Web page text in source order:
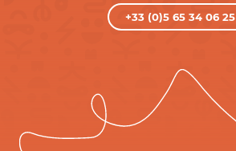
+33 (0)5 65 34 06 25